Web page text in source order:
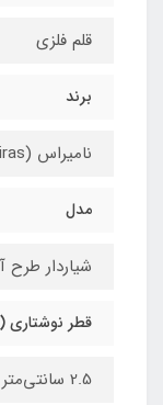
قلم فلزی
برند
نامیراس (Namiras)
مدل
شیاردار طرح
قطر نوشتاری
2.5 سانتی‌متر (2.5cm)